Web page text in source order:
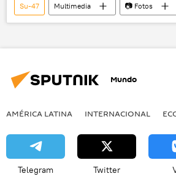
Su-47 Multimedia
📷 Fotos
Pável Sukhoi
Sukhoi
Su-80 GP
Su-26
Su-57
Mundo
AMÉRICA LATINA INTERNACIONAL
Telegram Twitter